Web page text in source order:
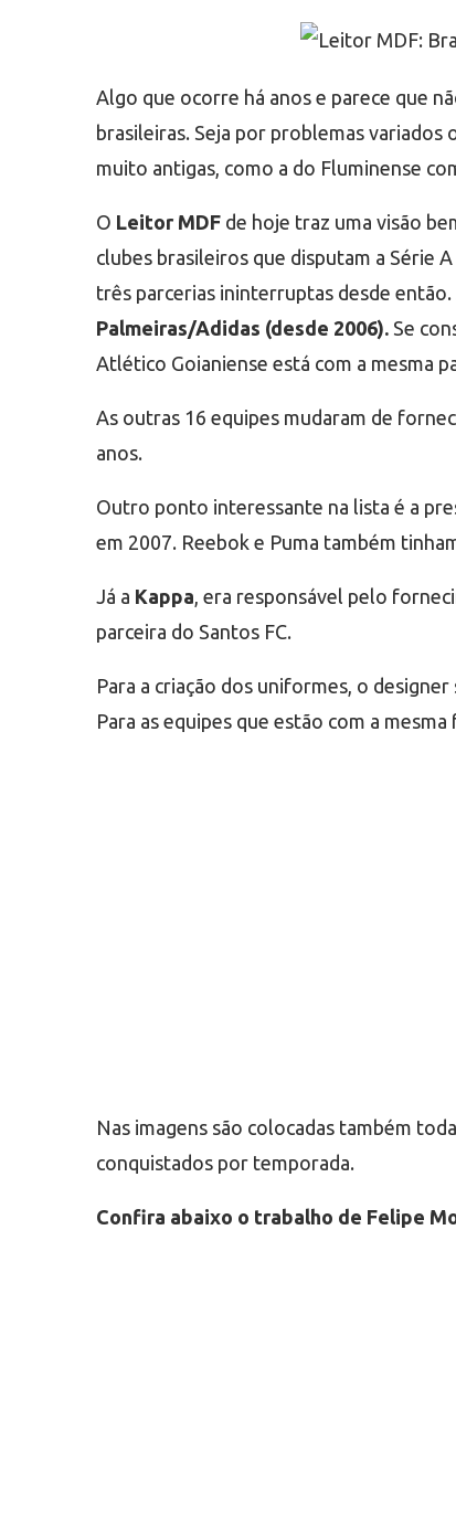
Algo que ocorre há anos e parece que
brasileiras. Seja por problemas
muito antigas, como a do Fluminense
O Leitor MDF de hoje traz uma visão
clubes brasileiros que disputam a Série
três parcerias ininterruptas desde então.
Palmeiras/Adidas (desde 2006). Se
Atlético Goianiense está com a mesma
As outras 16 equipes mudaram de
anos.
Outro ponto interessante na lista é a
em 2007. Reebok e Puma também
Já a Kappa, era responsável pelo
parceira do Santos FC.
Para a criação dos uniformes, o
Para as equipes que estão com a
Nas imagens são colocadas também
conquistados por temporada.
Confira abaixo o trabalho de Felipe